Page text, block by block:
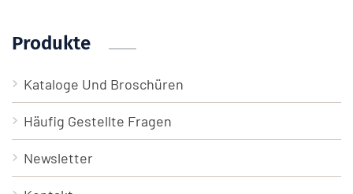
Produkte
Kataloge Und Broschüren
Häufig Gestellte Fragen
Newsletter